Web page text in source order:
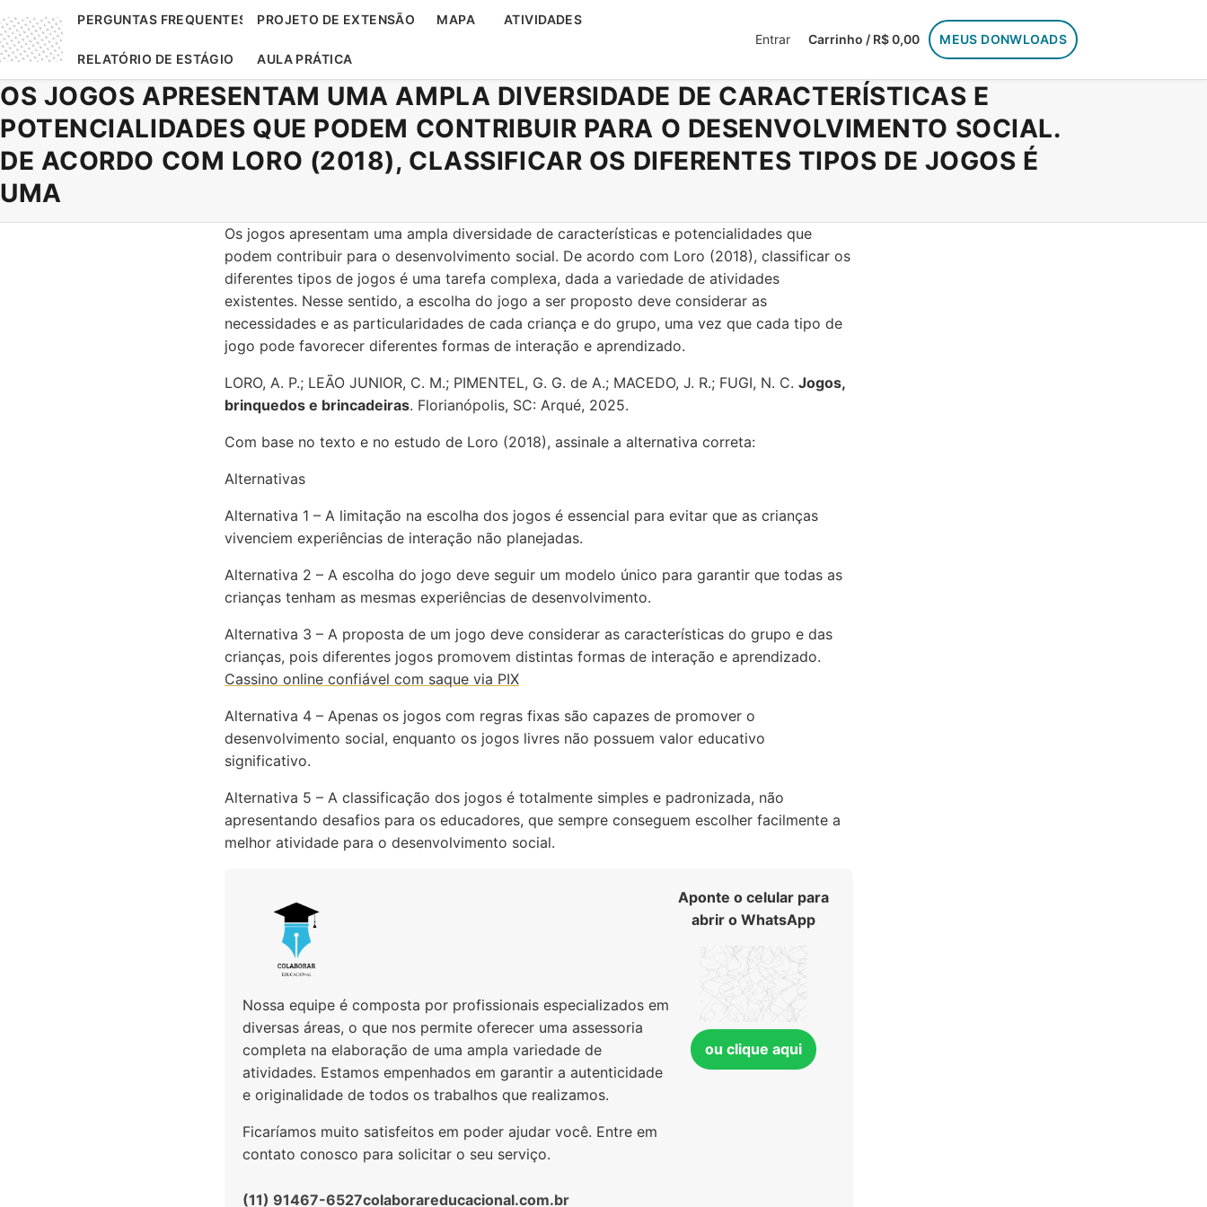
PERGUNTAS FREQUENTES PROJETO DE EXTENSÃO MAPA ATIVIDADES
RELATÓRIO DE ESTÁGIO AULA PRÁTICA
Entrar Carrinho / R$ 0,00 MEUS DONWLOADS
OS JOGOS APRESENTAM UMA AMPLA DIVERSIDADE DE CARACTERÍSTICAS E
POTENCIALIDADES QUE PODEM CONTRIBUIR PARA O DESENVOLVIMENTO SOCIAL.
DE ACORDO COM LORO (2018), CLASSIFICAR OS DIFERENTES TIPOS DE JOGOS É
UMA
Os jogos apresentam uma ampla diversidade de características e potencialidades que
podem contribuir para o desenvolvimento social. De acordo com Loro (2018), classificar os
diferentes tipos de jogos é uma tarefa complexa, dada a variedade de atividades
existentes. Nesse sentido, a escolha do jogo a ser proposto deve considerar as
necessidades e as particularidades de cada criança e do grupo, uma vez que cada tipo de
jogo pode favorecer diferentes formas de interação e aprendizado.
LORO, A. P.; LEÃO JUNIOR, C. M.; PIMENTEL, G. G. de A.; MACEDO, J. R.; FUGI, N. C. Jogos,
brinquedos e brincadeiras. Florianópolis, SC: Arqué, 2025.
Com base no texto e no estudo de Loro (2018), assinale a alternativa correta:
Alternativas
Alternativa 1 – A limitação na escolha dos jogos é essencial para evitar que as crianças
vivenciem experiências de interação não planejadas.
Alternativa 2 – A escolha do jogo deve seguir um modelo único para garantir que todas as
crianças tenham as mesmas experiências de desenvolvimento.
Alternativa 3 – A proposta de um jogo deve considerar as características do grupo e das
crianças, pois diferentes jogos promovem distintas formas de interação e aprendizado.
Cassino online confiável com saque via PIX
Alternativa 4 – Apenas os jogos com regras fixas são capazes de promover o
desenvolvimento social, enquanto os jogos livres não possuem valor educativo
significativo.
Alternativa 5 – A classificação dos jogos é totalmente simples e padronizada, não
apresentando desafios para os educadores, que sempre conseguem escolher facilmente a
melhor atividade para o desenvolvimento social.
Nossa equipe é composta por profissionais especializados em
diversas áreas, o que nos permite oferecer uma assessoria
completa na elaboração de uma ampla variedade de
atividades. Estamos empenhados em garantir a autenticidade
e originalidade de todos os trabalhos que realizamos.
Ficaríamos muito satisfeitos em poder ajudar você. Entre em
contato conosco para solicitar o seu serviço.
(11) 91467-6527colaborareducacional.com.br
Aponte o celular para
abrir o WhatsApp
ou clique aqui